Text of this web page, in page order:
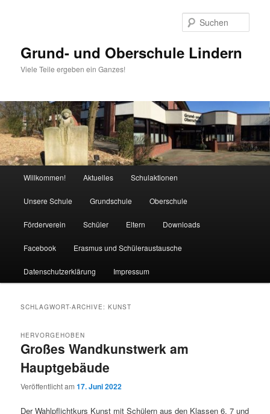
Grund- und Oberschule Lindern
Viele Teile ergeben ein Ganzes!
Willkommen! Aktuelles Schulaktionen
Unsere Schule Grundschule Oberschule
Förderverein Schüler Eltern Downloads
Facebook Erasmus und Schüleraustausche
Datenschutzerklärung Impressum
SCHLAGWORT-ARCHIVE:KUNST
Großes Wandkunstwerk am
Hauptgebäude
HERVORGEHOBEN
Veröffentlicht am17. Juni 2022
Der Wahlpflichtkurs Kunst mit Schülern aus den Klassen 6, 7 und